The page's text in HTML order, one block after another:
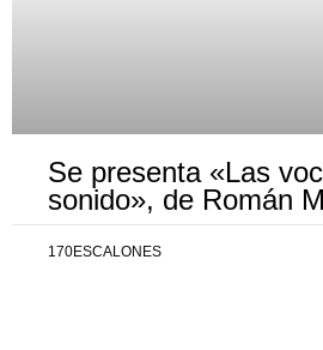
Se presenta «Las
sonido», de Román
170ESCALONES